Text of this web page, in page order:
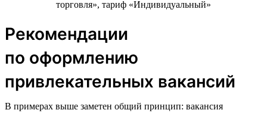
Рекомендации
по оформлению
привлекательных вакансий
В примерах выше заметен общий принцип: вакансия